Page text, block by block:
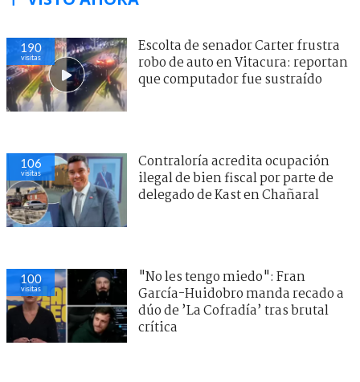
190
visitas
Escolta de senador Carter frustra
robo de auto en Vitacura: reportan
que computador fue sustraído
106
visitas
Contraloría acredita ocupación
ilegal de bien fiscal por parte de
delegado de Kast en Chañaral
100
visitas
"No les tengo miedo": Fran
García-Huidobro manda recado a
dúo de ’La Cofradía’ tras brutal
crítica